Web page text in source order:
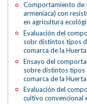
Comportamiento de
armeniaca) con
en agricultura
Evaluación del
sobr distintos tipos
comarca de la
Ensayo del
sobre distintos tipos
comarca de la
Evaluación del
cultivo convencional